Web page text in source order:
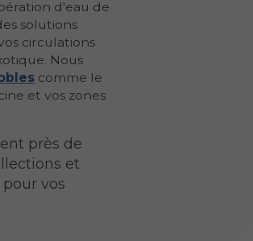
d'eau de
solutions
circulations
Nous
comme le
et vos zones
près de
et
vos